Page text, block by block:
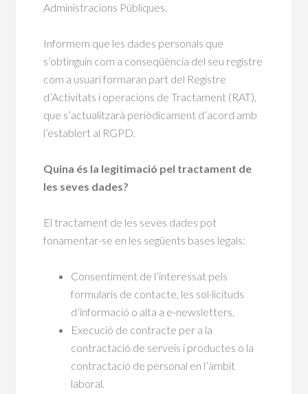
Administracions Públiques.
Informem que les dades personals que
s’obtinguin com a conseqüència del seu registre
com a usuari formaran part del Registre
d’Activitats i operacions de Tractament (RAT),
que s’actualitzarà periòdicament d’acord amb
l’establert al RGPD.
Quina és la legitimació pel tractament de
les seves dades?
El tractament de les seves dades pot
fonamentar-se en les següents bases legals:
Consentiment de l’interessat pels
formularis de contacte, les sol·licituds
d’informació o alta a e-newsletters.
Execució de contracte per a la
contractació de serveis i productes o la
contractació de personal en l’àmbit
laboral.